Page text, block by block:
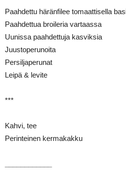
Paahdettu häränfilee tomaattisella
Paahdettua broileria vartaassa
Uunissa paahdettuja kasviksia
Juustoperunoita
Persiljaperunat
Leipä & levite
***
Kahvi, tee
Perinteinen kermakakku